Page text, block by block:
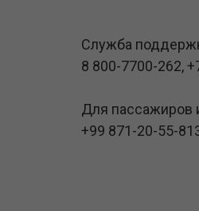
Служба
8 800-7700-262,
Для пассажиров
+99 871-20-55-